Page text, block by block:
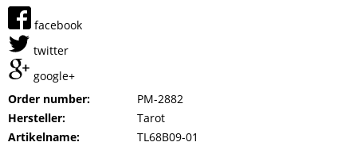
facebook
twitter
google+
Order number:
PM-2882
Hersteller:
Tarot
Artikelname:
TL68B09-01